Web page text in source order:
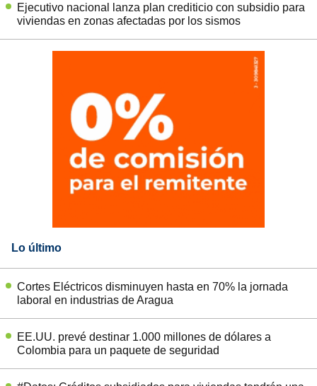
Ejecutivo nacional lanza plan crediticio con subsidio para
viviendas en zonas afectadas por los sismos
Lo último
Cortes Eléctricos disminuyen hasta en 70% la jornada
laboral en industrias de Aragua
EE.UU. prevé destinar 1.000 millones de dólares a
Colombia para un paquete de seguridad